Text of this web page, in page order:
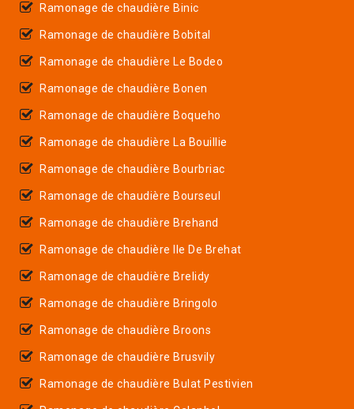
Ramonage de chaudière Binic
Ramonage de chaudière Bobital
Ramonage de chaudière Le Bodeo
Ramonage de chaudière Bonen
Ramonage de chaudière Boqueho
Ramonage de chaudière La Bouillie
Ramonage de chaudière Bourbriac
Ramonage de chaudière Bourseul
Ramonage de chaudière Brehand
Ramonage de chaudière Ile De Brehat
Ramonage de chaudière Brelidy
Ramonage de chaudière Bringolo
Ramonage de chaudière Broons
Ramonage de chaudière Brusvily
Ramonage de chaudière Bulat Pestivien